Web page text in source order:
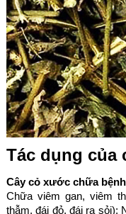
Tác dụng của
Cây cỏ xước chữa
Chữa viêm gan, viêm
thẫm, đái đỏ, đái ra sỏi):